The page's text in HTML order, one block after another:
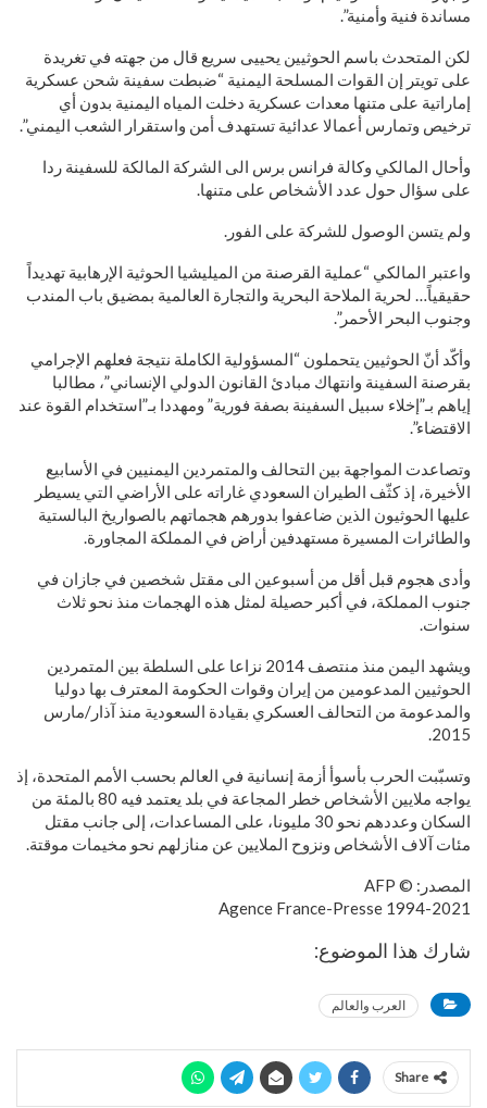
مساندة فنية وأمنية”.
لكن المتحدث باسم الحوثيين يحييى سريع قال من جهته في تغريدة
على تويتر إن القوات المسلحة اليمنية “ضبطت سفينة شحن عسكرية
إماراتية على متنها معدات عسكرية دخلت المياه اليمنية بدون أي
ترخيص وتمارس أعمالا عدائية تستهدف أمن واستقرار الشعب اليمني”.
وأحال المالكي وكالة فرانس برس الى الشركة المالكة للسفينة ردا
على سؤال حول عدد الأشخاص على متنها.
ولم يتسن الوصول للشركة على الفور.
واعتبر المالكي “عملية القرصنة من الميليشيا الحوثية الإرهابية تهديداً
حقيقياً… لحرية الملاحة البحرية والتجارة العالمية بمضيق باب المندب
وجنوب البحر الأحمر”.
وأكّد أنّ الحوثيين يتحملون “المسؤولية الكاملة نتيجة فعلهم الإجرامي
بقرصنة السفينة وانتهاك مبادئ القانون الدولي الإنساني”، مطالبا
إياهم بـ”إخلاء سبيل السفينة بصفة فورية” ومهددا بـ”استخدام القوة عند
الاقتضاء”.
وتصاعدت المواجهة بين التحالف والمتمردين اليمنيين في الأسابيع
الأخيرة، إذ كثّف الطيران السعودي غاراته على الأراضي التي يسيطر
عليها الحوثيون الذين ضاعفوا بدورهم هجماتهم بالصواريخ البالستية
والطائرات المسيرة مستهدفين أراض في المملكة المجاورة.
وأدى هجوم قبل أقل من أسبوعين الى مقتل شخصين في جازان في
جنوب المملكة، في أكبر حصيلة لمثل هذه الهجمات منذ نحو ثلاث
سنوات.
ويشهد اليمن منذ منتصف 2014 نزاعا على السلطة بين المتمردين
الحوثيين المدعومين من إيران وقوات الحكومة المعترف بها دوليا
والمدعومة من التحالف العسكري بقيادة السعودية منذ آذار/مارس
2015.
وتسبّبت الحرب بأسوأ أزمة إنسانية في العالم بحسب الأمم المتحدة، إذ
يواجه ملايين الأشخاص خطر المجاعة في بلد يعتمد فيه 80 بالمئة من
السكان وعددهم نحو 30 مليونا، على المساعدات، إلى جانب مقتل
مئات آلاف الأشخاص ونزوح الملايين عن منازلهم نحو مخيمات موقتة.
المصدر: © AFP
1994-2021 Agence France-Presse
شارك هذا الموضوع:
العرب والعالم
Share